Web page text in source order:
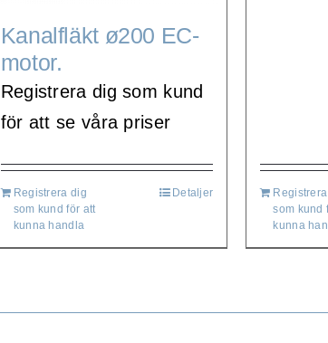
Kanalfläkt ø200 EC-
motor.
Registrera dig som kund
för att se våra priser
Registrera dig
som kund för att
kunna handla
Detaljer
som kund
kunna